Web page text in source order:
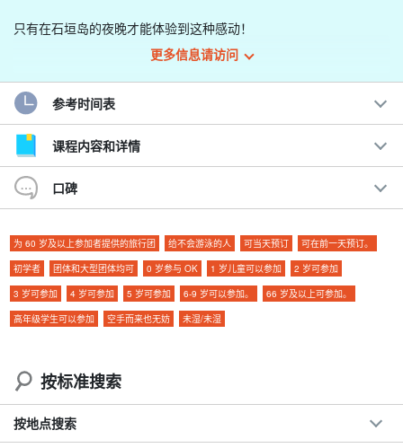
只有在石垣岛的夜晚才能体验到这种感动！
您可以亲眼目睹海龟上岸，在宁静的海滩上创造新生命的神秘时
刻。
在满天繁星下享受特别的时刻，被生命的奥秘所吸引。
建议。
预订截止时间为当日 18:00！
0 岁及以上儿童均可参加，非常受家庭欢迎。
◆ 欣赏星空保护区独有的美丽星空。
◆如果没能看到海龟，本季内再次挑战可享半价优惠！
在石垣岛明石出生的岛屿导游带您探访秘密景点。
◆ 近距离观察神秘的海龟产卵场景，感受海龟的生命力☆。
更多信息请访问
参考时间表
课程内容和详情
口碑
为 60 岁及以上参加者提供的旅行团 给不会游泳的人 可当天预订
可在前一天预订。
初学者
团体和大型团体均可 0 岁参与 OK 1 岁儿童可以参加
2 岁可参加
3 岁可参加
4 岁可参加 5 岁可参加 6-9 岁可以参加。
66 岁及以上可参加。
高年级学生可以参加
空手而来也无妨 未湿/未湿
按标准搜索
按地点搜索